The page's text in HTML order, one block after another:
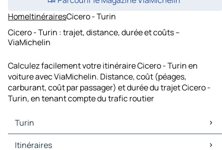
HomeItinérairesCicero - Turin
Cicero - Turin : trajet, distance, durée et coûts –
ViaMichelin
Calculez facilement votre itinéraire Cicero - Turin en
voiture avec ViaMichelin. Distance, coût (péages,
carburant, coût par passager) et durée du trajet Cicero -
Turin, en tenant compte du trafic routier
Turin
Turin Cartes et plans
Itinéraires